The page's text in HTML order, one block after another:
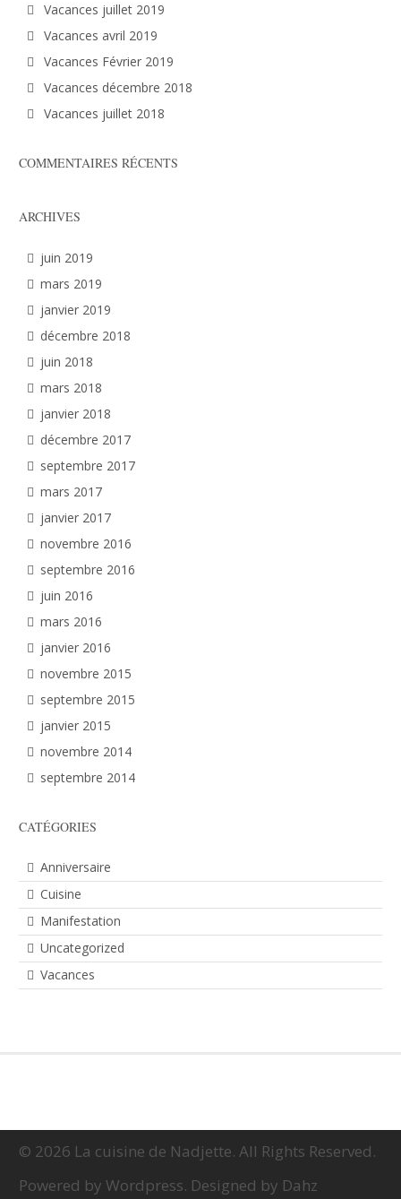
Vacances juillet 2019
Vacances avril 2019
Vacances Février 2019
Vacances décembre 2018
Vacances juillet 2018
COMMENTAIRES RÉCENTS
ARCHIVES
juin 2019
mars 2019
janvier 2019
décembre 2018
juin 2018
mars 2018
janvier 2018
décembre 2017
septembre 2017
mars 2017
janvier 2017
novembre 2016
septembre 2016
juin 2016
mars 2016
janvier 2016
novembre 2015
septembre 2015
janvier 2015
novembre 2014
septembre 2014
CATÉGORIES
Anniversaire
Cuisine
Manifestation
Uncategorized
Vacances
© 2026 La cuisine de Nadjette. All Rights Reserved.
Powered by Wordpress. Designed by Dahz